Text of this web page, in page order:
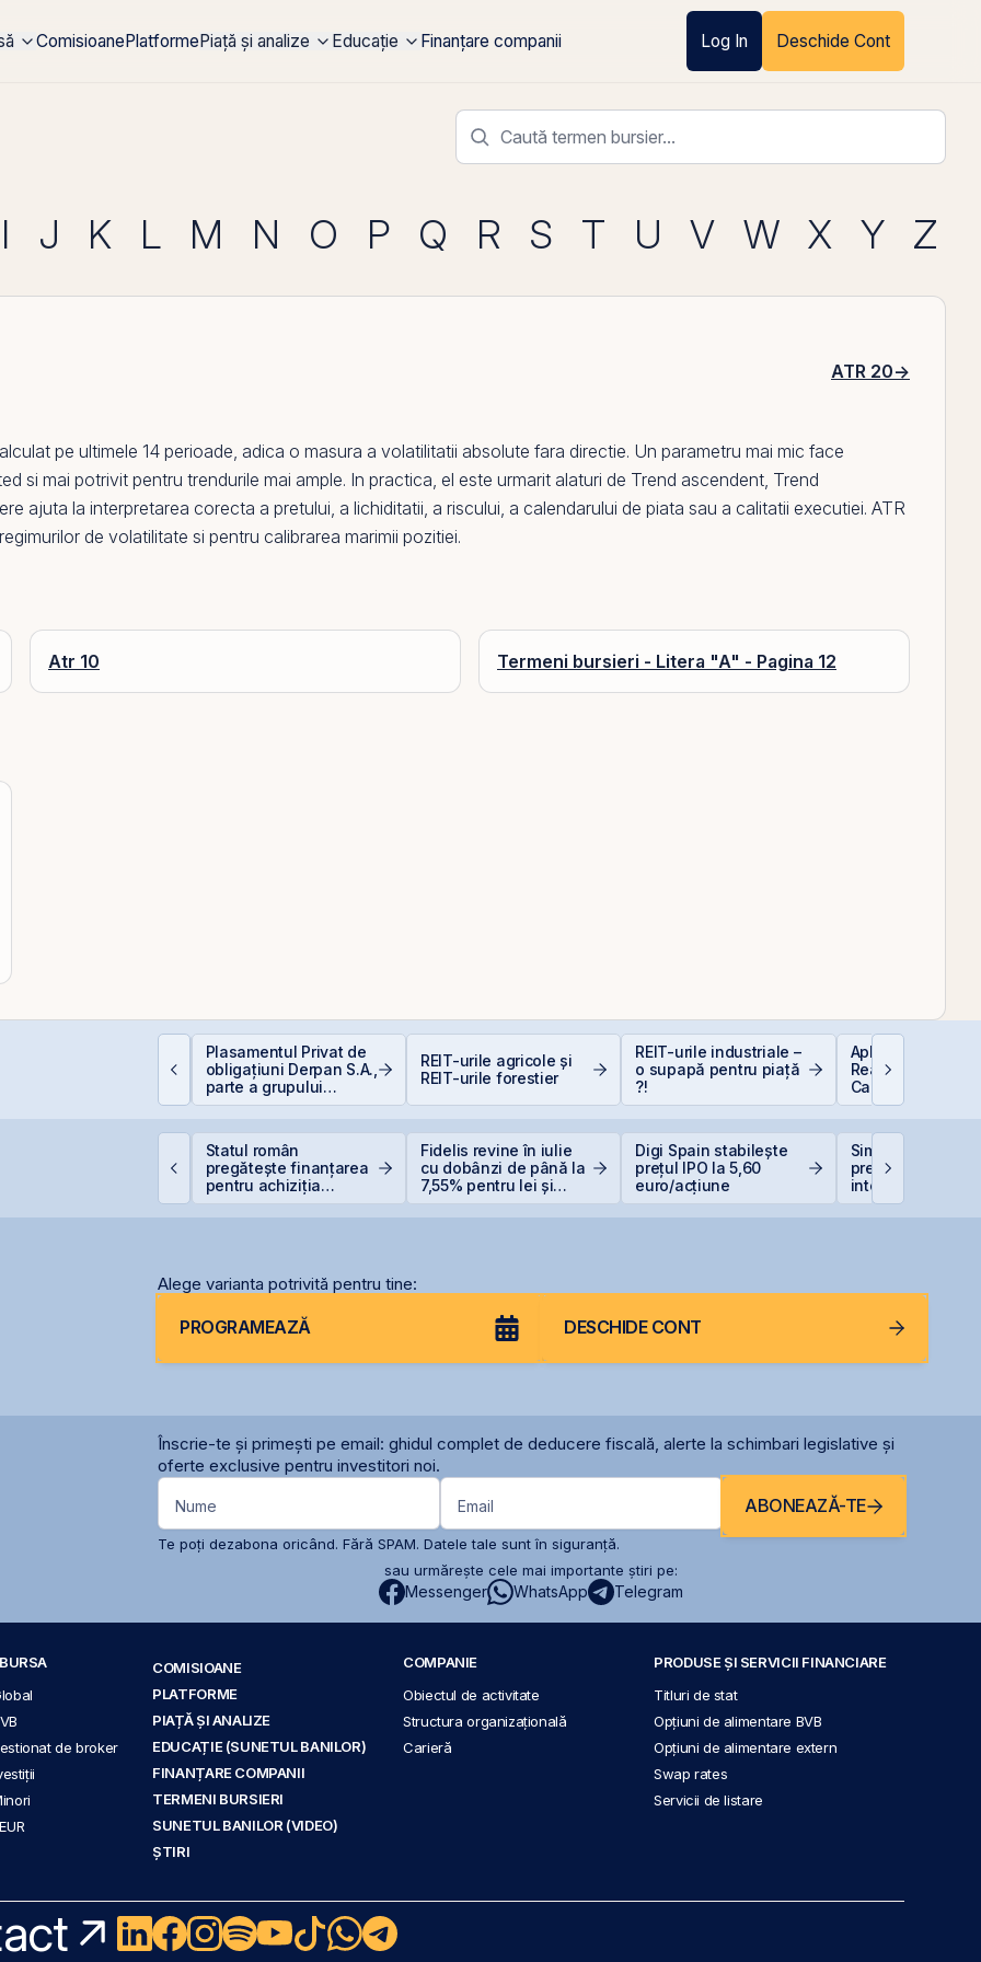
ComisioanePlatformePiață și analize Educație Finanțare companii Log In Deschide Cont
I J K L M N O P Q R S T U V W X Y Z
ATR 20→
pe ultimele 14 perioade, adica o masura a volatilitatii absolute fara directie. Un parametru mai mic face
si mai potrivit pentru trendurile mai ample. In practica, el este urmarit alaturi de Trend ascendent, Trend
ajuta la interpretarea corecta a pretului, a lichiditatii, a riscului, a calendarului de piata sau a calitatii executiei. ATR
de volatilitate si pentru calibrarea marimii pozitiei.
Atr 10 Termeni bursieri - Litera "A" - Pagina 12
Plasamentul Privat de
obligațiuni Derpan S.A.,
parte a grupului
Golden Foods Snacks,
REIT-urile agricole și
REIT-urile forestier
REIT-urile industriale –
o supapă pentru piață
?!
Aplicații AI în
Reală: 10
Care Transformă
Industriile
Statul român
pregătește finanțarea
pentru achiziția
Fidelis revine în iulie
cu dobânzi de până la
7,55% pentru lei și
Digi Spain stabilește
prețul IPO la 5,60
euro/acțiune
Simtel își extinde
prezența
internațională
deschiderea unei
Alege varianta potrivită pentru tine:
PROGRAMEAZĂ DESCHIDE CONT
Înscrie-te și primești pe email: ghidul complet de deducere fiscală, alerte la schimbari legislative și
oferte exclusive pentru investitori noi.
Nume Email ABONEAZĂ-TE
Te poți dezabona oricând. Fără SPAM. Datele tale sunt în siguranță.
sau urmărește cele mai importante știri pe:
Messenger WhatsApp Telegram
de broker
COMISIOANE
PLATFORME
PIAȚĂ ȘI ANALIZE
EDUCAȚIE (SUNETUL BANILOR)
FINANȚARE COMPANII
TERMENI BURSIERI
SUNETUL BANILOR (VIDEO)
ȘTIRI
COMPANIE
Obiectul de activitate
Structura organizațională
Carieră
PRODUSE ȘI SERVICII FINANCIARE
Titluri de stat
Opțiuni de alimentare BVB
Opțiuni de alimentare extern
Swap rates
Servicii de listare